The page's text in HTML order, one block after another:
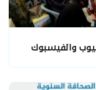
والفيسبوك